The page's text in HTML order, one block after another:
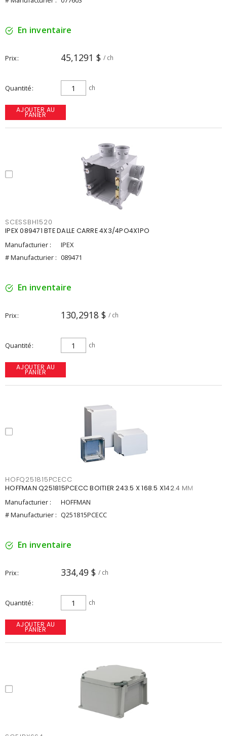
En inventaire
Prix 45,1291 $ / ch
Quantité ch
AJOUTER AU
PANIER
SCESSBH1520
IPEX 089471 BTE DALLE CARRE 4X3/4PO4X1PO
Manufacturier :
IPEX
# Manufacturier : 089471
En inventaire
Prix 130,2918 $ / ch
Quantité ch
AJOUTER AU
PANIER
HOFQ251815PCECC
HOFFMAN Q251815PCECC BOITIER 243.5 X 168.5 X142.4 MM
Manufacturier :
HOFFMAN
# Manufacturier : Q251815PCECC
En inventaire
Prix 334,49 $ / ch
Quantité ch
AJOUTER AU
PANIER